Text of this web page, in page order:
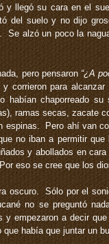
y llegó su cara en el
del suelo y no dijo
alzó un poco la
pero pensaron “¿A
corrieron para
habían chaporreado
ramas secas, zacate
espinas. Pero ahí van
no iban a permitir
y abollados en
eso se cree que los
oscuro. Sólo por el
no se preguntó
y empezaron a decir
había que juntar un